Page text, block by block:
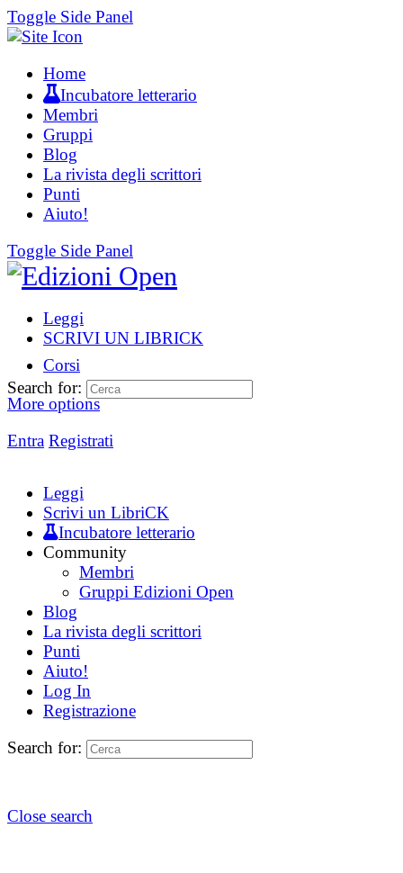
Toggle Side Panel
Home
Incubatore letterario
Membri
Gruppi
Blog
La rivista degli scrittori
Punti
Aiuto!
Toggle Side Panel
Leggi
SCRIVI UN LIBRICK
Corsi
More options
Entra Registrati
Search for:
Leggi
Scrivi un LibriCK
Incubatore letterario
Community
Membri
Gruppi Edizioni Open
Blog
La rivista degli scrittori
Punti
Aiuto!
Log In
Registrazione
Search for:
Close search